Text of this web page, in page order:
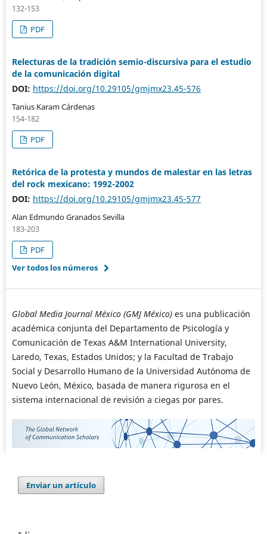
132-153
PDF
Relecturas de la tradición semio-discursiva para el estudio
de la comunicación digital
DOI: https://doi.org/10.29105/gmjmx23.45-576
Tanius Karam Cárdenas
154-182
PDF
Retórica de la protesta y mundos de malestar en las letras
del rock mexicano: 1992-2002
DOI: https://doi.org/10.29105/gmjmx23.45-577
Alan Edmundo Granados Sevilla
183-203
PDF
Ver todos los números
Global Media Journal México (GMJ México)es una publicación
académica conjunta del Departamento de Psicología y
Comunicación de Texas A&M International University,
Laredo, Texas, Estados Unidos; y la Facultad de Trabajo
Social y Desarrollo Humano de la Universidad Autónoma de
Nuevo León, México, basada de manera rigurosa en el
sistema internacional de revisión a ciegas por pares.
Enviar un artículo